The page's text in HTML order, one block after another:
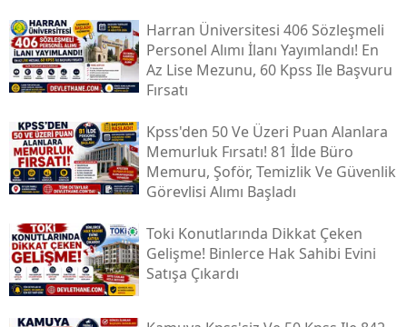
Harran Üniversitesi 406 Sözleşmeli
Personel Alımı İlanı Yayımlandı! En
Az Lise Mezunu, 60 Kpss Ile Başvuru
Fırsatı
Kpss'den 50 Ve Üzeri Puan Alanlara
Memurluk Fırsatı! 81 İlde Büro
Memuru, Şoför, Temizlik Ve Güvenlik
Görevlisi Alımı Başladı
Toki̇ Konutlarında Dikkat Çeken
Gelişme! Binlerce Hak Sahibi Evini
Satışa Çıkardı